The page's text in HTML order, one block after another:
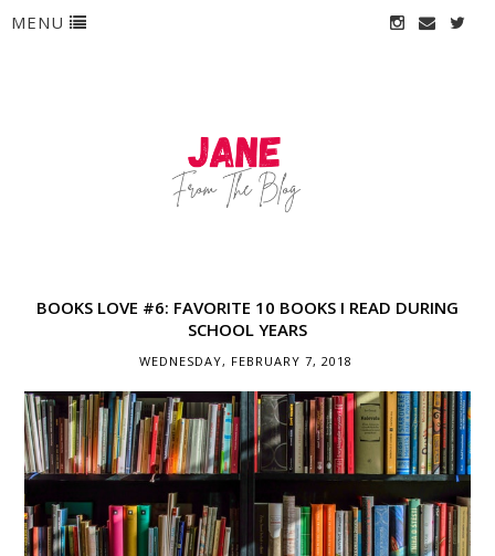
MENU
BOOKS LOVE #6: FAVORITE 10 BOOKS I READ DURING
SCHOOL YEARS
WEDNESDAY, FEBRUARY 7, 2018